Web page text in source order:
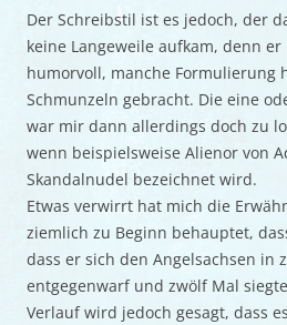
Der Schreibstil ist es jedoch, der
keine Langeweile aufkam, denn
humorvoll, manche Formulierung
Schmunzeln gebracht. Die eine
war mir dann allerdings doch zu
wenn beispielsweise Alienor von
Skandalnudel bezeichnet wird.
Etwas verwirrt hat mich die
ziemlich zu Beginn behauptet,
dass er sich den Angelsachsen in
entgegenwarf und zwölf Mal
Verlauf wird jedoch gesagt, dass